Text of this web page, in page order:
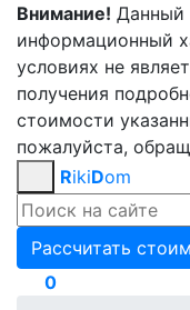
Внимание! Данный
информационный
условиях не
получения
стоимости
пожалуйста,
RikiDom
Рассчитать
0